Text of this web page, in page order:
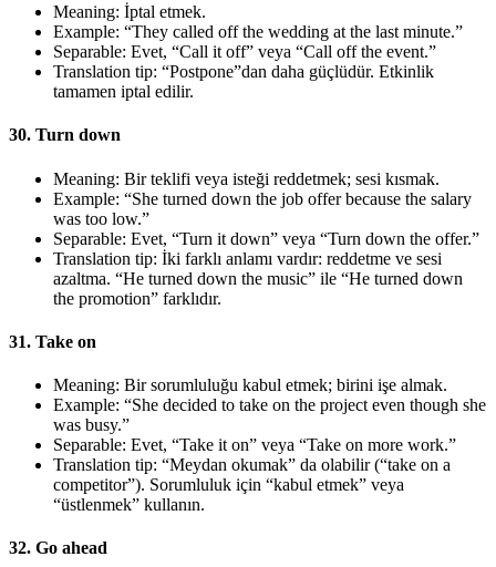
Meaning: İptal etmek.
Example: “They called off the wedding at the last minute.”
Separable: Evet, “Call it off” veya “Call off the event.”
Translation tip: “Postpone”dan daha güçlüdür. Etkinlik
tamamen iptal edilir.
30. Turn down
Meaning: Bir teklifi veya isteği reddetmek; sesi kısmak.
Example: “She turned down the job offer because the salary
was too low.”
Separable: Evet, “Turn it down” veya “Turn down the offer.”
Translation tip: İki farklı anlamı vardır: reddetme ve sesi
azaltma. “He turned down the music” ile “He turned down
the promotion” farklıdır.
31. Take on
Meaning: Bir sorumluluğu kabul etmek; birini işe almak.
Example: “She decided to take on the project even though she
was busy.”
Separable: Evet, “Take it on” veya “Take on more work.”
Translation tip: “Meydan okumak” da olabilir (“take on a
competitor”). Sorumluluk için “kabul etmek” veya
“üstlenmek” kullanın.
32. Go ahead